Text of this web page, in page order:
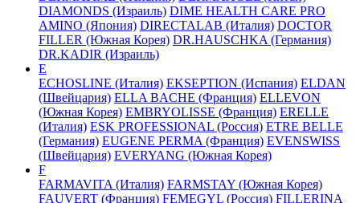
DIAMONDS (Израиль) DIME HEALTH CARE PRO
AMINO (Япония) DIRECTALAB (Италия) DOCTOR
FILLER (Южная Корея) DR.HAUSCHKA (Германия)
DR.KADIR (Израиль)
E
ECHOSLINE (Италия) EKSEPTION (Испания) ELDAN
(Швейцария) ELLA BACHE (Франция) ELLEVON
(Южная Корея) EMBRYOLISSE (Франция) ERELLE
(Италия) ESK PROFESSIONAL (Россия) ETRE BELLE
(Германия) EUGENE PERMA (Франция) EVENSWISS
(Швейцария) EVERYANG (Южная Корея)
F
FARMAVITA (Италия) FARMSTAY (Южная Корея)
FAUVERT (Франция) FEMEGYL (Россия) FILLERINA